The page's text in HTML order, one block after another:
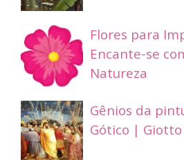
Flores para
Encante-se
Natureza
Gênios da
Gótico |